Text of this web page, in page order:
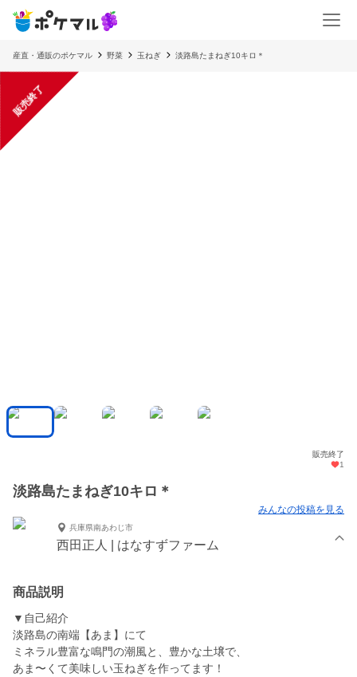
産直・通販のポケマル 野菜 玉ねぎ 淡路島たまねぎ10キロ＊
販売終了
販売終了
1
淡路島たまねぎ10キロ＊
みんなの投稿を見る
兵庫県南あわじ市
西田正人 | はなすずファーム
商品説明
▼自己紹介
淡路島の南端【あま】にて
ミネラル豊富な鳴門の潮風と、豊かな土壌で、
あま〜くて美味しい玉ねぎを作ってます！